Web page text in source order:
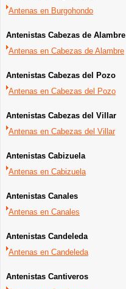
Antenas en Burgohondo
Antenistas Cabezas de Alambre
Antenas en Cabezas de Alambre
Antenistas Cabezas del Pozo
Antenas en Cabezas del Pozo
Antenistas Cabezas del Villar
Antenas en Cabezas del Villar
Antenistas Cabizuela
Antenas en Cabizuela
Antenistas Canales
Antenas en Canales
Antenistas Candeleda
Antenas en Candeleda
Antenistas Cantiveros